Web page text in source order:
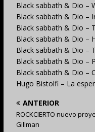
Black sabbath & Dio –
Black sabbath & Dio –
Black sabbath & Dio –
Black sabbath & Dio –
Black sabbath & Dio –
Black sabbath & Dio –
Black sabbath & Dio –
Hugo Bistolfi – La
ANTERIOR
ROCKCIERTO nuevo
Gillman